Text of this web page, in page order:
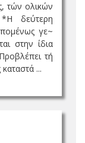
τών ολικών
δεύτερη
γε~
στην ίδια
τή
καταστά ...